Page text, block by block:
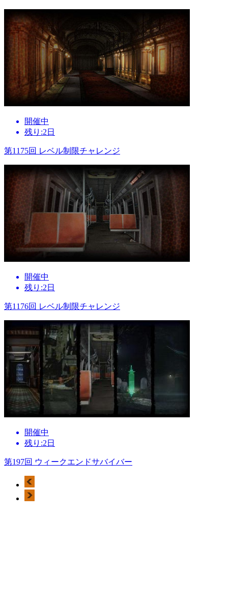
開催中
残り:2日
第1175回 レベル制限チャレンジ
開催中
残り:2日
第1176回 レベル制限チャレンジ
開催中
残り:2日
第197回 ウィークエンドサバイバー